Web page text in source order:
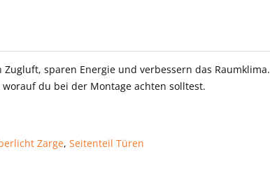
sparen Energie und verbessern das Raumklima.
du bei der Montage achten solltest.
Zarge,Seitenteil Türen